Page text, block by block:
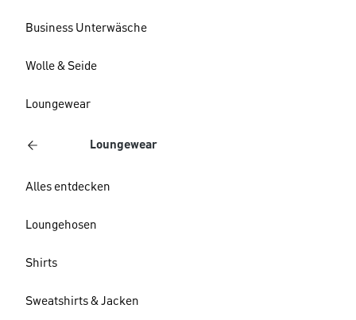
Business Unterwäsche
Wolle & Seide
Loungewear
Loungewear
Alles entdecken
Loungehosen
Shirts
Sweatshirts & Jacken